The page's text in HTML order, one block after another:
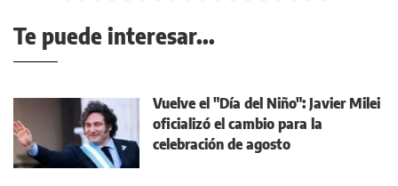
Te puede interesar...
Vuelve el "Día del Niño": Javier Milei
oficializó el cambio para la
celebración de agosto